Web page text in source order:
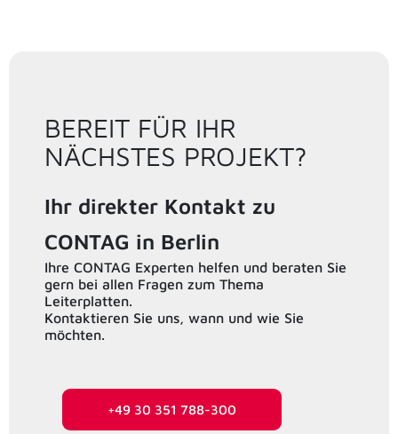
BEREIT FÜR IHR
NÄCHSTES PROJEKT?
Ihr direkter Kontakt zu
CONTAG in Berlin
Ihre CONTAG Experten helfen und beraten Sie
gern bei allen Fragen zum Thema
Leiterplatten.
Kontaktieren Sie uns, wann und wie Sie
möchten.
+49 30 351 788-300